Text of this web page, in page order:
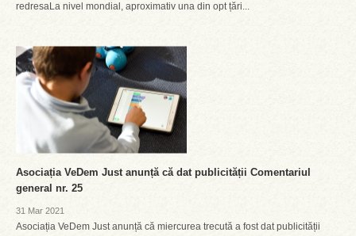
redresaLa nivel mondial, aproximativ una din opt țări...
Asociația VeDem Just anunță că dat publicității Comentariul
general nr. 25
31 Mar 2021
Asociația VeDem Just anunță că miercurea trecută a fost dat publicității